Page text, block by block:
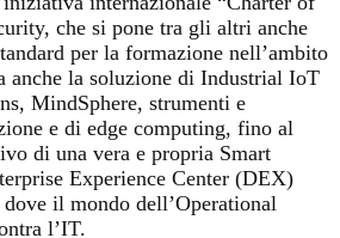
che si pone tra gli altri anche
per la formazione nell’ambito
anche la soluzione di Industrial IoT
MindSphere, strumenti e
e di edge computing, fino al
di una vera e propria Smart
Experience Center (DEX)
il mondo dell’Operational
l’IT.